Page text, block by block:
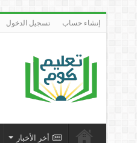
إنشاء حساب تسجيل الدخول
أخر الأخبار